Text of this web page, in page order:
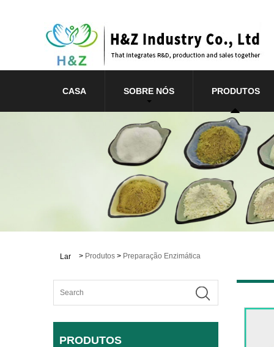
CASA SOBRE NÓS PRODUTOS
Lar > Produtos > Preparação Enzimática
PRODUTOS